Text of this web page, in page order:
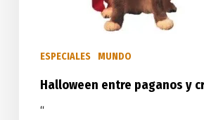
ESPECIALES MUNDO
Halloween entre paganos y
“